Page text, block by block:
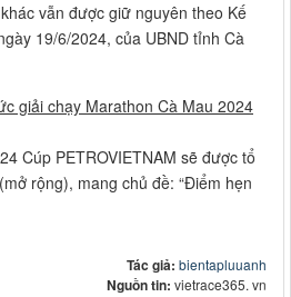
vẫn được giữ nguyên theo Kế
19/6/2024, của UBND tỉnh Cà
giải chạy Marathon Cà Mau 2024
Cúp PETROVIETNAM sẽ được tổ
rộng), mang chủ đề: “Điểm hẹn
Tác giả: bientapluuanh
Nguồn tin: vietrace365. vn